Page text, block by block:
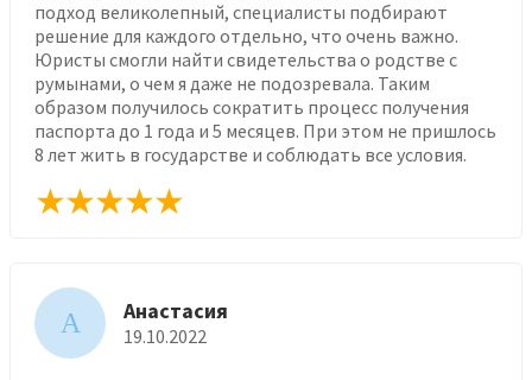
подход великолепный, специалисты подбирают
решение для каждого отдельно, что очень важно.
Юристы смогли найти свидетельства о родстве с
румынами, о чем я даже не подозревала. Таким
образом получилось сократить процесс получения
паспорта до 1 года и 5 месяцев. При этом не пришлось
8 лет жить в государстве и соблюдать все условия.
А Анастасия
19.10.2022